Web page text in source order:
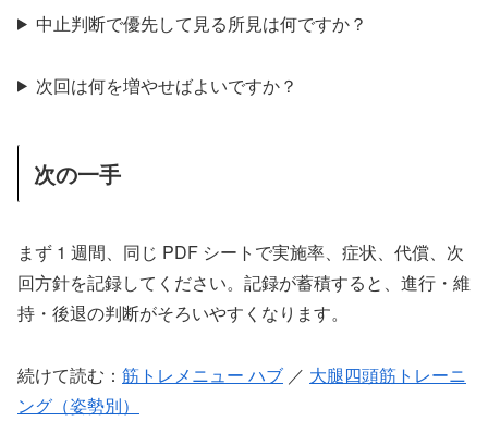
中止判断で優先して見る所見は何ですか？
次回は何を増やせばよいですか？
次の一手
まず 1 週間、同じ PDF シートで実施率、症状、代償、次
回方針を記録してください。記録が蓄積すると、進行・維
持・後退の判断がそろいやすくなります。
続けて読む： 筋トレメニュー ハブ ／ 大腿四頭筋トレーニ
ング（姿勢別）